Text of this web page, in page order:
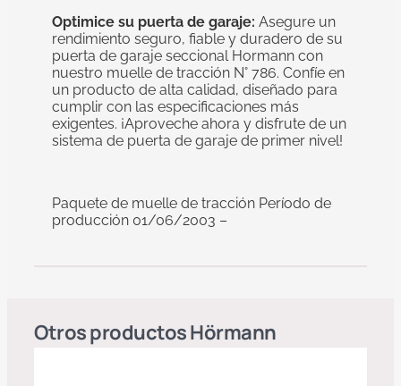
Optimice su puerta de garaje: Asegure un
rendimiento seguro, fiable y duradero de su
puerta de garaje seccional Hormann con
nuestro muelle de tracción N° 786. Confíe en
un producto de alta calidad, diseñado para
cumplir con las especificaciones más
exigentes. ¡Aproveche ahora y disfrute de un
sistema de puerta de garaje de primer nivel!
Paquete de muelle de tracción Período de
producción 01/06/2003 –
Otros productosHörmann